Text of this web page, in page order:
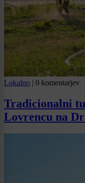
Lokalno | 0 komentarjev
Tradicionalni
Lovrencu na